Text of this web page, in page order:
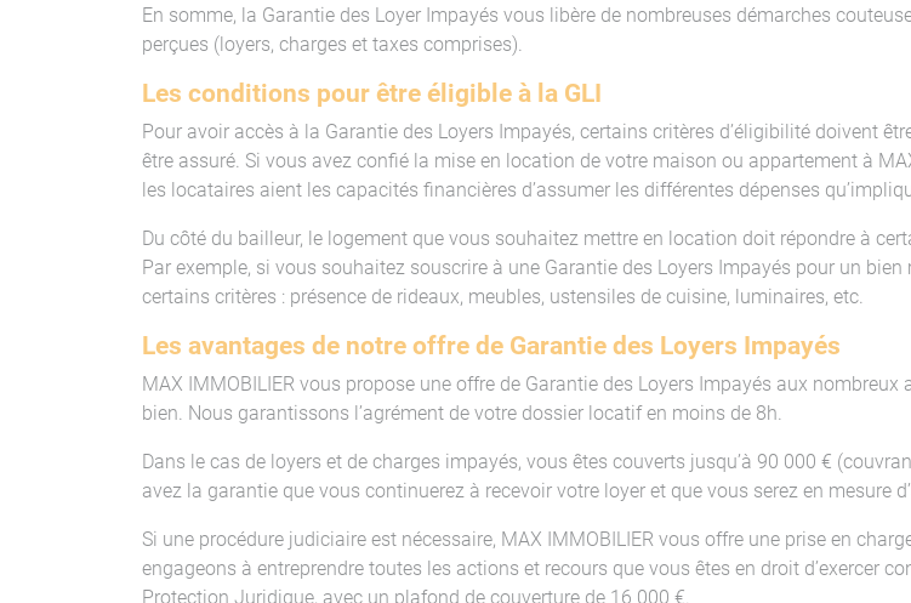
En somme, la Garantie des Loyer Impayés vous libère de nombreuses démarches
perçues (loyers, charges et taxes comprises).
Les conditions pour être éligible à la GLI
Pour avoir accès à la Garantie des Loyers Impayés, certains critères d’éligibilité doivent
être assuré. Si vous avez confié la mise en location de votre maison ou appartement à
les locataires aient les capacités financières d’assumer les différentes dépenses
Du côté du bailleur, le logement que vous souhaitez mettre en location doit répondre à
Par exemple, si vous souhaitez souscrire à une Garantie des Loyers Impayés pour un
certains critères : présence de rideaux, meubles, ustensiles de cuisine, luminaires, etc.
Les avantages de notre offre de Garantie des Loyers Impayés
MAX IMMOBILIER vous propose une offre de Garantie des Loyers Impayés aux
bien. Nous garantissons l’agrément de votre dossier locatif en moins de 8h.
Dans le cas de loyers et de charges impayés, vous êtes couverts jusqu’à 90 000 €
avez la garantie que vous continuerez à recevoir votre loyer et que vous serez en mesure
Si une procédure judiciaire est nécessaire, MAX IMMOBILIER vous offre une prise en
engageons à entreprendre toutes les actions et recours que vous êtes en droit d’exercer
Protection Juridique, avec un plafond de couverture de 16 000 €.